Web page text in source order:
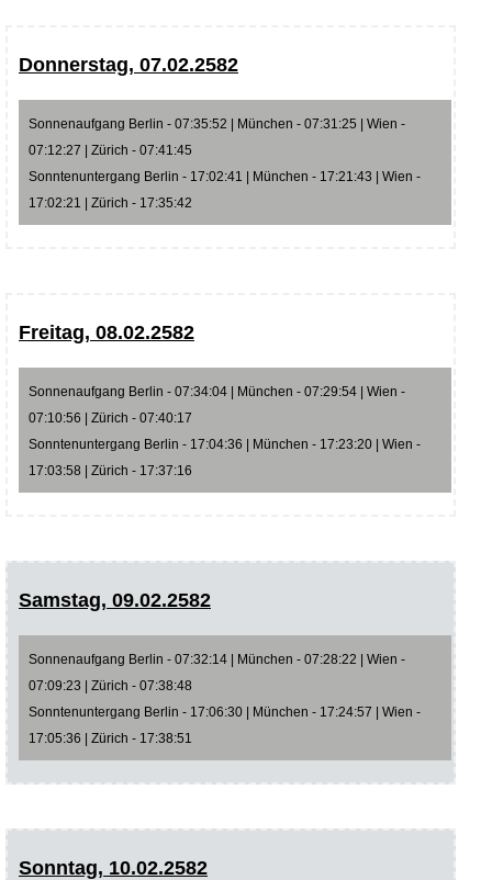
Donnerstag, 07.02.2582
Sonnenaufgang Berlin - 07:35:52 | München - 07:31:25 | Wien -
07:12:27 | Zürich - 07:41:45
Sonntenuntergang Berlin - 17:02:41 | München - 17:21:43 | Wien -
17:02:21 | Zürich - 17:35:42
Freitag, 08.02.2582
Sonnenaufgang Berlin - 07:34:04 | München - 07:29:54 | Wien -
07:10:56 | Zürich - 07:40:17
Sonntenuntergang Berlin - 17:04:36 | München - 17:23:20 | Wien -
17:03:58 | Zürich - 17:37:16
Samstag, 09.02.2582
Sonnenaufgang Berlin - 07:32:14 | München - 07:28:22 | Wien -
07:09:23 | Zürich - 07:38:48
Sonntenuntergang Berlin - 17:06:30 | München - 17:24:57 | Wien -
17:05:36 | Zürich - 17:38:51
Sonntag, 10.02.2582